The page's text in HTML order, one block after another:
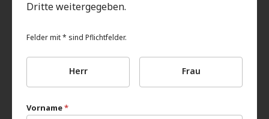
Dritte weitergegeben.
Felder mit * sind Pflichtfelder.
Herr Frau
Vorname*